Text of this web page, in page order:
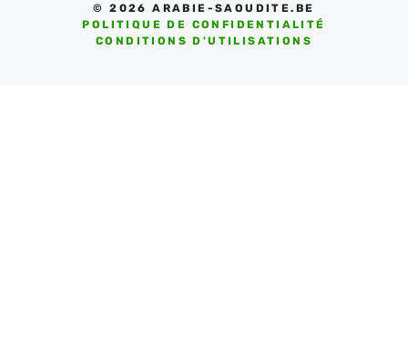
© 2026 ARABIE-SAOUDITE.BE
POLITIQUE DE CONFIDENTIALITÉ
CONDITIONS D'UTILISATIONS